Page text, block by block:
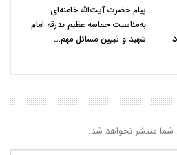
پیام حضرت آیت‌الله خامنه‌ای
به‌مناسبت حماسه عظیم بدرقه امام
شهید و تبیین مسائل مهم…
شما منتشر نخواهد شد.